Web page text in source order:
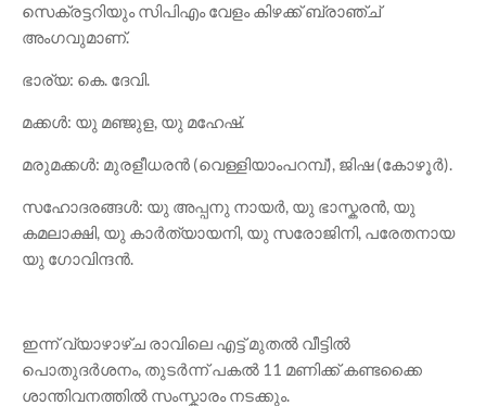
സെക്രട്ടറിയും സിപിഎം വേളം കിഴക്ക് ബ്രാഞ്ച്
അംഗവുമാണ്.
ഭാര്യ: കെ. ദേവി.
മക്കൾ: യു മഞ്ജുള, യു മഹേഷ്‌.
മരുമക്കൾ: മുരളീധരൻ (വെള്ളിയാംപറമ്പ്), ജിഷ (കോഴൂർ).
സഹോദരങ്ങൾ: യു അപ്പനു നായർ, യു ഭാസ്കരൻ, യു
കമലാക്ഷി, യു കാർത്യായനി, യു സരോജിനി, പരേതനായ
യു ഗോവിന്ദൻ.
ഇന്ന് വ്യാഴാഴ്ച രാവിലെ എട്ട് മുതൽ വീട്ടിൽ
പൊതുദർശനം, തുടർന്ന് പകൽ 11 മണിക്ക് കണ്ടക്കൈ
ശാന്തിവനത്തിൽ സംസ്കാരം നടക്കും.